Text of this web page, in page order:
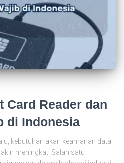
Card Reader dan
di Indonesia
kebutuhan akan keamanan data
meningkat. Salah satu